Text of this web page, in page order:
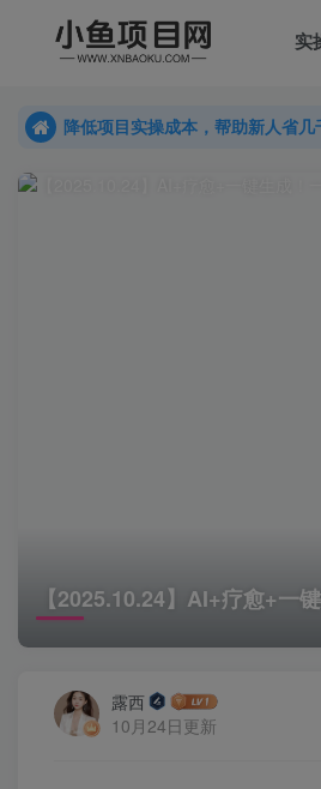
实
降低项目实操成本，帮助新人省
降低项目实操成本，帮助新人省
【2025.10.24】AI+疗愈+一
露西
10月24日更新